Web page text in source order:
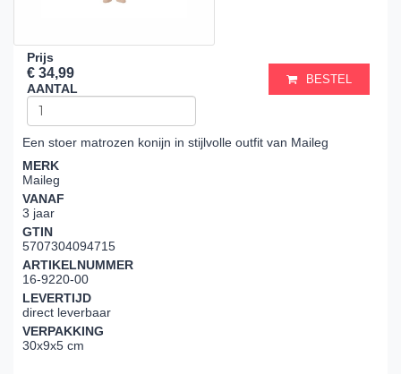
Prijs
€ 34,99
AANTAL
BESTEL
Een stoer matrozen konijn in stijlvolle outfit van Maileg
MERK
Maileg
VANAF
3 jaar
GTIN
5707304094715
ARTIKELNUMMER
16-9220-00
LEVERTIJD
direct leverbaar
VERPAKKING
30x9x5 cm